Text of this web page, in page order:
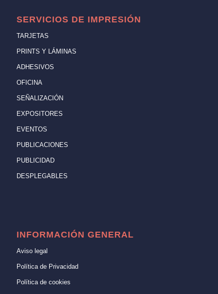
SERVICIOS DE IMPRESIÓN
TARJETAS
PRINTS Y LÁMINAS
ADHESIVOS
OFICINA
SEÑALIZACIÓN
EXPOSITORES
EVENTOS
PUBLICACIONES
PUBLICIDAD
DESPLEGABLES
INFORMACIÓN GENERAL
Aviso legal
Política de Privacidad
Política de cookies